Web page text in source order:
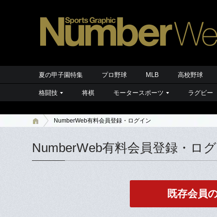
夏の甲子園特集 プロ野球 MLB 高校野球
格闘技 将棋 モータースポーツ ラグビー
NumberWeb有料会員登録・ログイン
NumberWeb有料会員登録・ロ
既存会員